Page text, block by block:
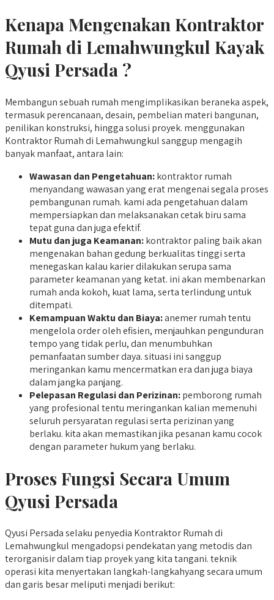
Kenapa Mengenakan Kontraktor
Rumah di Lemahwungkul Kayak
Qyusi Persada ?
Membangun sebuah rumah mengimplikasikan beraneka aspek,
termasuk perencanaan, desain, pembelian materi bangunan,
penilikan konstruksi, hingga solusi proyek. menggunakan
Kontraktor Rumah di Lemahwungkul sanggup mengagih
banyak manfaat, antara lain:
Wawasan dan Pengetahuan:kontraktor rumah
menyandang wawasan yang erat mengenai segala proses
pembangunan rumah. kami ada pengetahuan dalam
mempersiapkan dan melaksanakan cetak biru sama
tepat guna dan juga efektif.
Mutu dan juga Keamanan:kontraktor paling baik akan
mengenakan bahan gedung berkualitas tinggi serta
menegaskan kalau karier dilakukan serupa sama
parameter keamanan yang ketat. ini akan membenarkan
rumah anda kokoh, kuat lama, serta terlindung untuk
ditempati.
Kemampuan Waktu dan Biaya:anemer rumah tentu
mengelola order oleh efisien, menjauhkan pengunduran
tempo yang tidak perlu, dan menumbuhkan
pemanfaatan sumber daya. situasi ini sanggup
meringankan kamu mencermatkan era dan juga biaya
dalam jangka panjang.
Pelepasan Regulasi dan Perizinan:pemborong rumah
yang profesional tentu meringankan kalian memenuhi
seluruh persyaratan regulasi serta perizinan yang
berlaku. kita akan memastikan jika pesanan kamu cocok
dengan parameter hukum yang berlaku.
Proses Fungsi Secara Umum
Qyusi Persada
Qyusi Persada selaku penyedia Kontraktor Rumah di
Lemahwungkul mengadopsi pendekatan yang metodis dan
terorganisir dalam tiap proyek yang kita tangani. teknik
operasi kita menyertakan langkah-langkahyang secara umum
dan garis besar meliputi menjadi berikut: